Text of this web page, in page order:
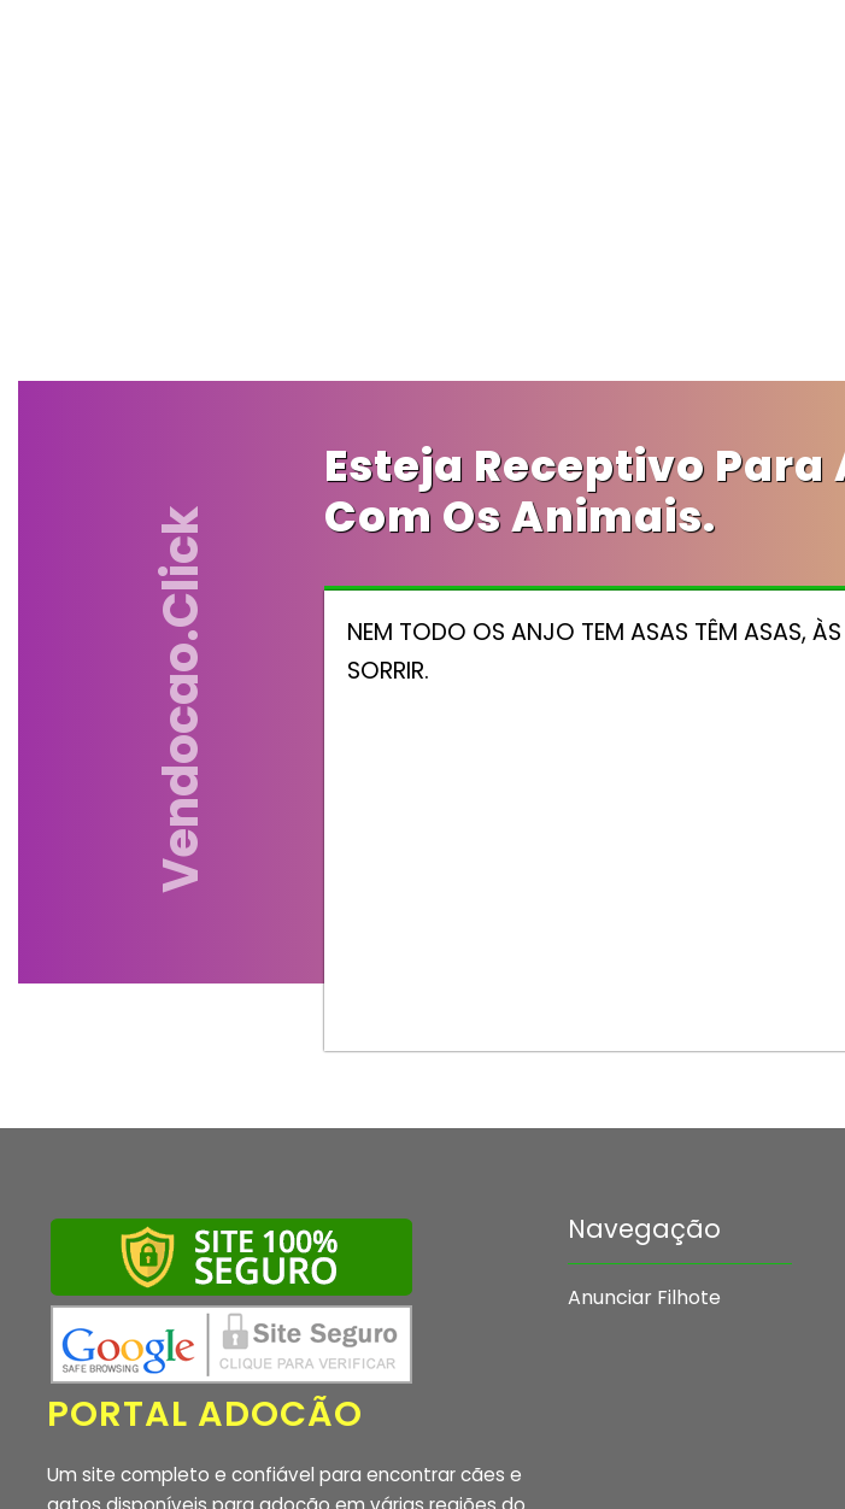
Vendocao.click
Esteja Receptivo
Com Os Animais.
NEM TODO OS ANJO TEM ASAS TÊM ASAS, ÀS
SORRIR.
PORTAL ADOCÃO
Um site completo e confiável para encontrar cães e
Navegação
Anunciar Filhote